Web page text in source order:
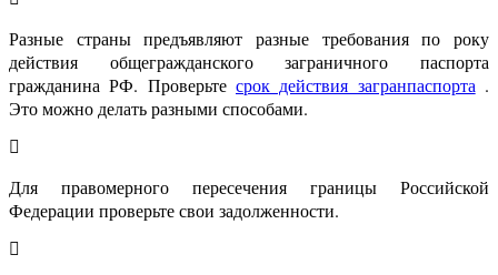
Разные страны предъявляют разные требования по року
действия общегражданского заграничного паспорта
гражданина РФ. Проверьте срок действия загранпаспорта .
Это можно делать разными способами.
Для правомерного пересечения границы Российской
Федерации проверьте свои задолженности.